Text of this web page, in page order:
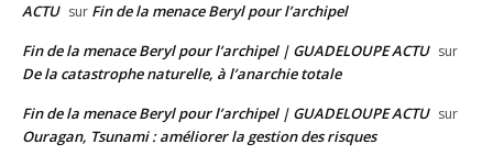
ACTU sur Fin de la menace Beryl pour l’archipel
Fin de la menace Beryl pour l’archipel | GUADELOUPE ACTU sur
De la catastrophe naturelle, à l’anarchie totale
Fin de la menace Beryl pour l’archipel | GUADELOUPE ACTU sur
Ouragan, Tsunami : améliorer la gestion des risques